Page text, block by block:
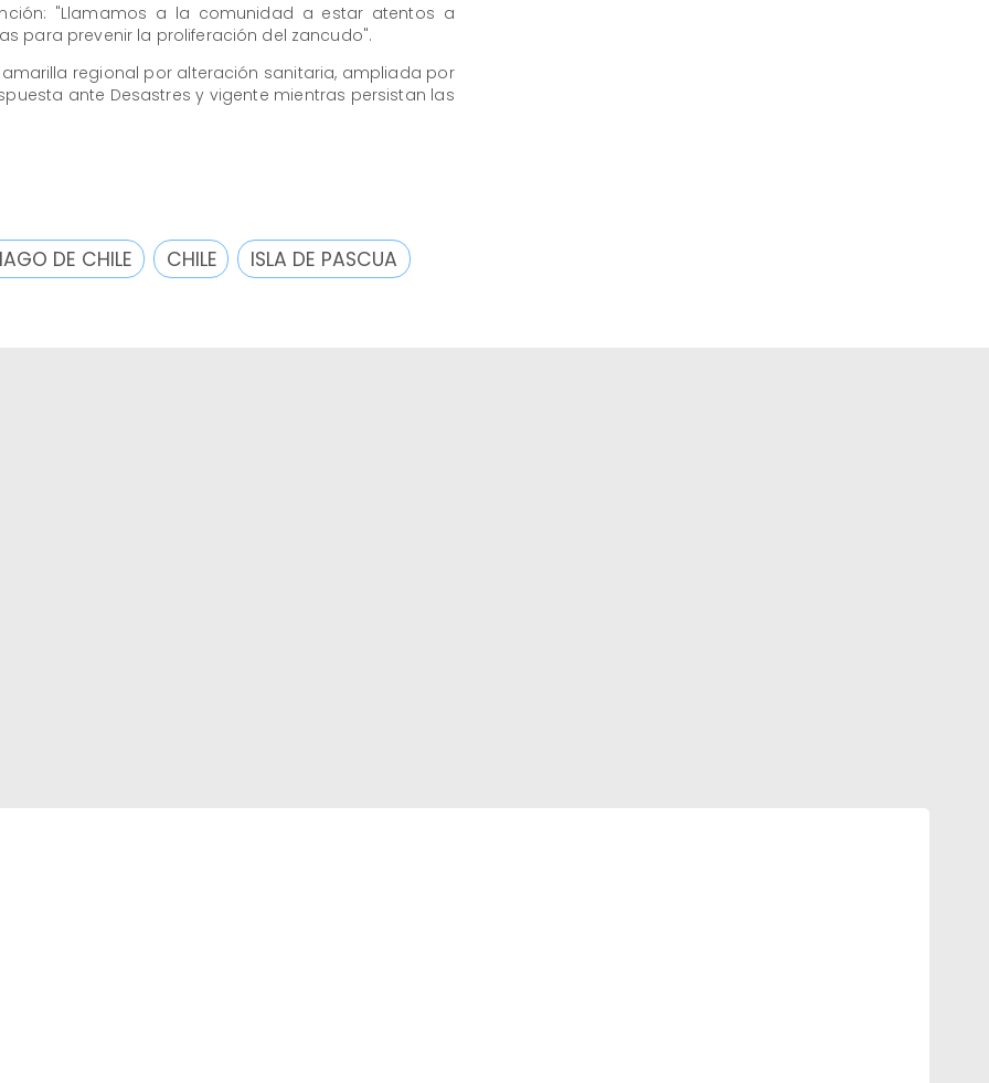
"Llamamos a la comunidad a estar atentos a
para prevenir la proliferación del zancudo".
regional por alteración sanitaria, ampliada por
ante Desastres y vigente mientras persistan las
DE CHILE CHILE
ISLA DE PASCUA